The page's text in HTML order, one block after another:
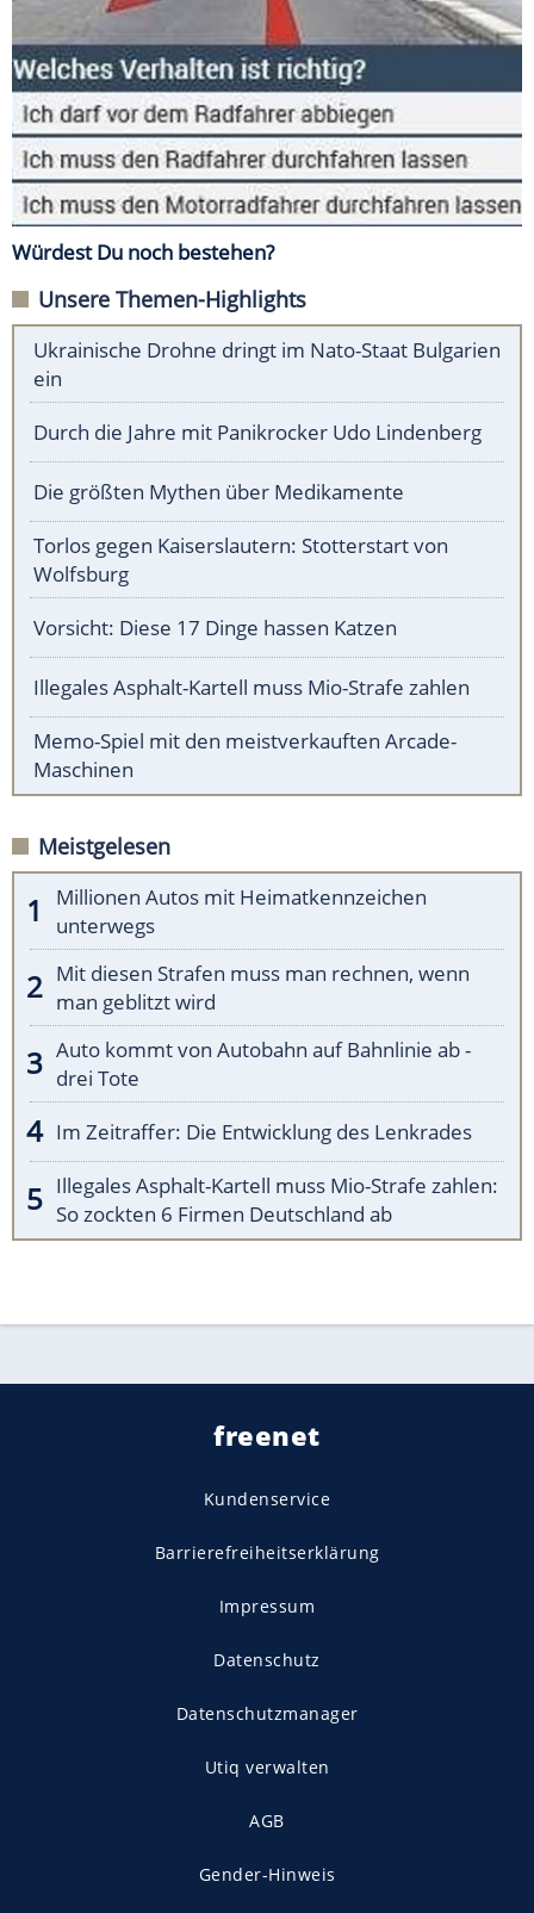
Würdest Du noch bestehen?
Unsere Themen-Highlights
Ukrainische Drohne dringt im Nato-Staat Bulgarien
ein
Durch die Jahre mit Panikrocker Udo Lindenberg
Die größten Mythen über Medikamente
Torlos gegen Kaiserslautern: Stotterstart von
Wolfsburg
Vorsicht: Diese 17 Dinge hassen Katzen
Illegales Asphalt-Kartell muss Mio-Strafe zahlen
Memo-Spiel mit den meistverkauften Arcade-
Maschinen
Meistgelesen
Millionen Autos mit Heimatkennzeichen
unterwegs
Mit diesen Strafen muss man rechnen, wenn
man geblitzt wird
Auto kommt von Autobahn auf Bahnlinie ab -
drei Tote
Im Zeitraffer: Die Entwicklung des Lenkrades
Illegales Asphalt-Kartell muss Mio-Strafe zahlen:
So zockten 6 Firmen Deutschland ab
freenet
Kundenservice
Barrierefreiheitserklärung
Impressum
Datenschutz
Datenschutzmanager
Utiq verwalten
AGB
Gender-Hinweis